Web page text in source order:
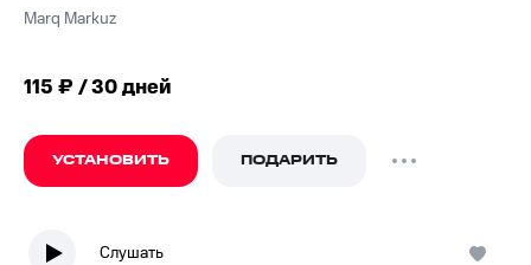
Marq Markuz
115 ₽ / 30 дней
УСТАНОВИТЬ ПОДАРИТЬ
Слушать